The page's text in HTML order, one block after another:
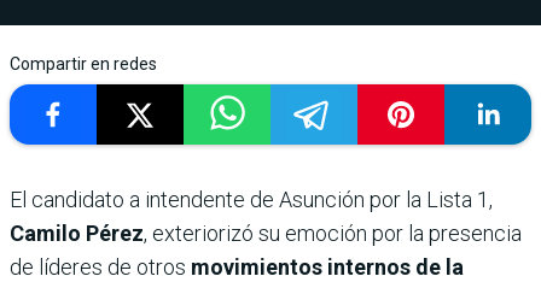
Compartir en redes
El candidato a intendente de Asunción por la Lista 1,
Camilo Pérez, exteriorizó su emoción por la presencia
de líderes de otros movimientos internos de la